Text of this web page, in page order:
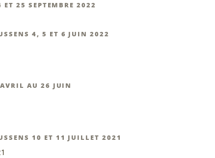
ET 25 SEPTEMBRE 2022
4, 5 ET 6 JUIN 2022
AU 26 JUIN
10 ET 11 JUILLET 2021